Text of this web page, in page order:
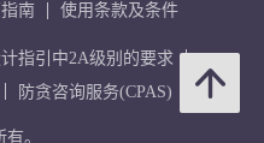
南 使用条款及条件
指引中2A级别的要求
防贪咨询服务(CPAS)
。